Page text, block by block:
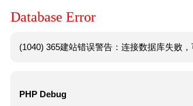
Database Error
(1040) 365建站错误警告：连接数据库失败
PHP Debug